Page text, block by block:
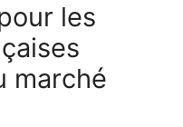
les
marché